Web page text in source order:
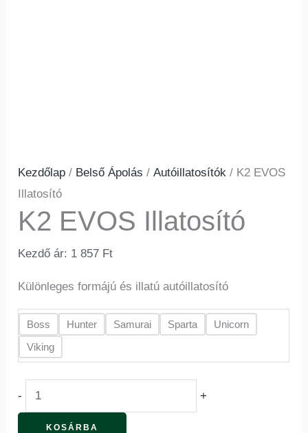
Kezdőlap / Belső Ápolás /Autóillatosítók / K2 EVOS
Illatosító
K2 EVOS Illatosító
Kezdő ár: 1 857 Ft
Különleges formájú és illatú autóillatosító
Boss Hunter Samurai Sparta
Unicorn
Viking
- +
KOSÁRBA